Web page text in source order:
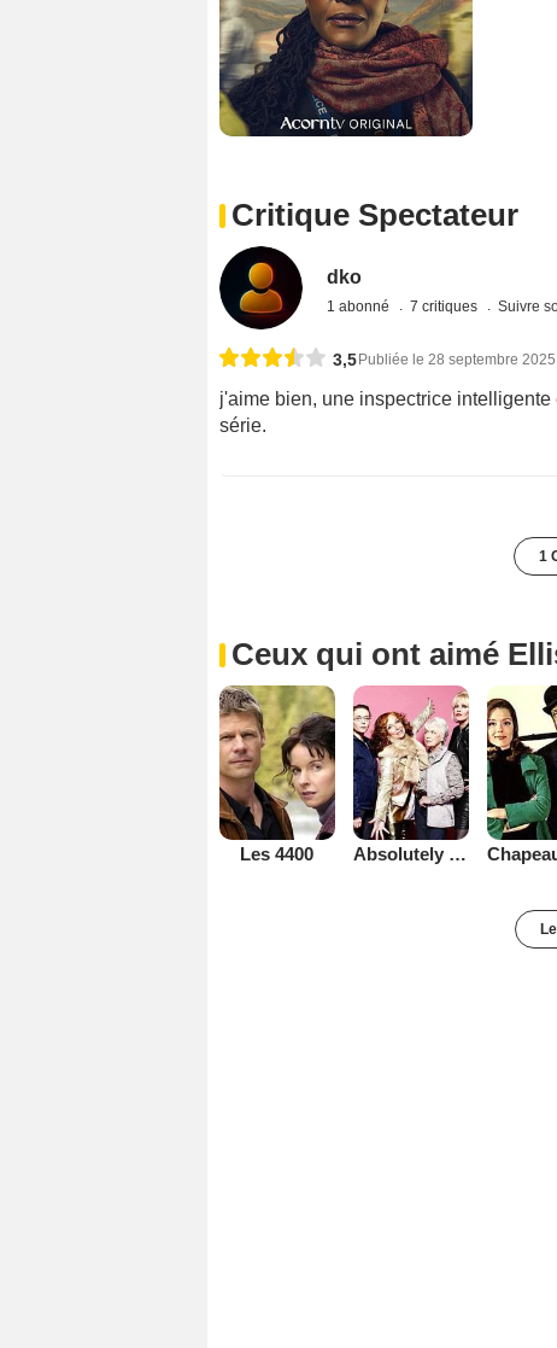
Critique Spectateur
dko
1 abonné 7 critiques Suivre
3,5Publiée le 28 septembre 2025
j'aime bien, une inspectrice
série.
1
Ceux qui ont aimé
Les 4400 Absolutely Fabulous